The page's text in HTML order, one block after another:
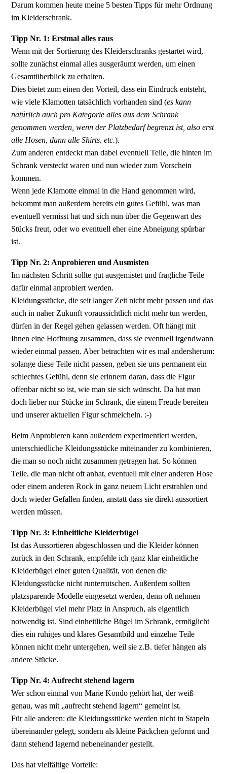
Darum kommen heute meine 5 besten Tipps für mehr Ordnung
im Kleiderschrank.
Tipp Nr. 1: Erstmal alles raus
Wenn mit der Sortierung des Kleiderschranks gestartet wird,
sollte zunächst einmal alles ausgeräumt werden, um einen
Gesamtüberblick zu erhalten.
Dies bietet zum einen den Vorteil, dass ein Eindruck entsteht,
wie viele Klamotten tatsächlich vorhanden sind (es kann
natürlich auch pro Kategorie alles aus dem Schrank
genommen werden, wenn der Platzbedarf begrenzt ist, also erst
alle Hosen, dann alle Shirts, etc.).
Zum anderen entdeckt man dabei eventuell Teile, die hinten im
Schrank versteckt waren und nun wieder zum Vorschein
kommen.
Wenn jede Klamotte einmal in die Hand genommen wird,
bekommt man außerdem bereits ein gutes Gefühl, was man
eventuell vermisst hat und sich nun über die Gegenwart des
Stücks freut, oder wo eventuell eher eine Abneigung spürbar
ist.
Tipp Nr. 2: Anprobieren und Ausmisten
Im nächsten Schritt sollte gut ausgemistet und fragliche Teile
dafür einmal anprobiert werden.
Kleidungsstücke, die seit langer Zeit nicht mehr passen und das
auch in naher Zukunft voraussichtlich nicht mehr tun werden,
dürfen in der Regel gehen gelassen werden. Oft hängt mit
Ihnen eine Hoffnung zusammen, dass sie eventuell irgendwann
wieder einmal passen. Aber betrachten wir es mal andersherum:
solange diese Teile nicht passen, geben sie uns permanent ein
schlechtes Gefühl, denn sie erinnern daran, dass die Figur
offenbar nicht so ist, wie man sie sich wünscht. Da hat man
doch lieber nur Stücke im Schrank, die einem Freude bereiten
und unserer aktuellen Figur schmeicheln. :-)
Beim Anprobieren kann außerdem experimentiert werden,
unterschiedliche Kleidungsstücke miteinander zu kombinieren,
die man so noch nicht zusammen getragen hat. So können
Teile, die man nicht oft anhat, eventuell mit einer anderen Hose
oder einem anderen Rock in ganz neuem Licht erstrahlen und
doch wieder Gefallen finden, anstatt dass sie direkt aussortiert
werden müssen.
Tipp Nr. 3: Einheitliche Kleiderbügel
Ist das Aussortieren abgeschlossen und die Kleider können
zurück in den Schrank, empfehle ich ganz klar einheitliche
Kleiderbügel einer guten Qualität, von denen die
Kleidungsstücke nicht runterrutschen. Außerdem sollten
platzsparende Modelle eingesetzt werden, denn oft nehmen
Kleiderbügel viel mehr Platz in Anspruch, als eigentlich
notwendig ist. Sind einheitliche Bügel im Schrank, ermöglicht
dies ein ruhiges und klares Gesamtbild und einzelne Teile
können nicht mehr untergehen, weil sie z.B. tiefer hängen als
andere Stücke.
Tipp Nr. 4: Aufrecht stehend lagern
Wer schon einmal von Marie Kondo gehört hat, der weiß
genau, was mit „aufrecht stehend lagern“ gemeint ist.
Für alle anderen: die Kleidungsstücke werden nicht in Stapeln
übereinander gelegt, sondern als kleine Päckchen geformt und
dann stehend lagernd nebeneinander gestellt.
Das hat vielfältige Vorteile: